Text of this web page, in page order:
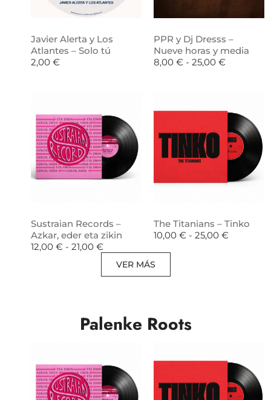
Javier Alerta y Los
Atlantes – Solo tú
2,00 €
PPR y Dj Dresss –
Nueve horas y media
8,00 € - 25,00 €
Sustraian Records –
Azkar, eder eta zikin
12,00 € - 21,00 €
The Titanians – Tinko
10,00 € - 25,00 €
VER MÁS
Palenke Roots